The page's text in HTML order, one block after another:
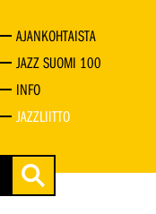
AJANKOHTAISTA
JAZZ SUOMI 100
INFO
JAZZLIITTO